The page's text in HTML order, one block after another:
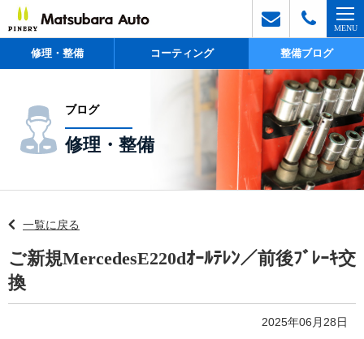
修理・整備 コーティング 整備ブログ
ブログ
修理・整備
一覧に戻る
ご新規MercedesE220dｵｰﾙﾃﾚﾝ／前後ﾌﾞﾚｰｷ交
換
2025年06月28日